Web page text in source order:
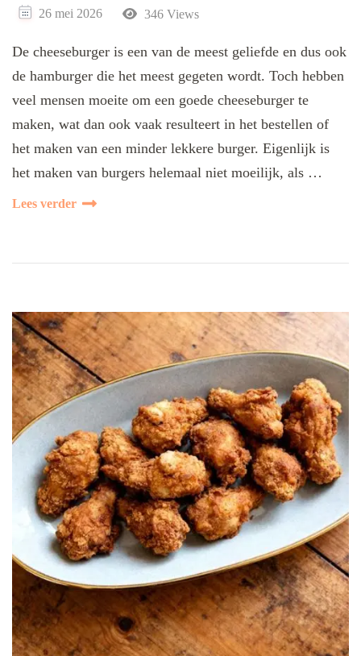
26 mei 2026 346 Views
De cheeseburger is een van de meest geliefde en dus ook
de hamburger die het meest gegeten wordt. Toch hebben
veel mensen moeite om een goede cheeseburger te
maken, wat dan ook vaak resulteert in het bestellen of
het maken van een minder lekkere burger. Eigenlijk is
het maken van burgers helemaal niet moeilijk, als …
Lees verder